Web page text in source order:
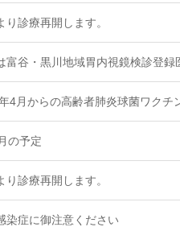
り診療再開します。
富谷・黒川地域胃内視鏡検診登録
4月からの高齢者肺炎球菌ワクチ
の予定
り診療再開します。
染症に御注意ください